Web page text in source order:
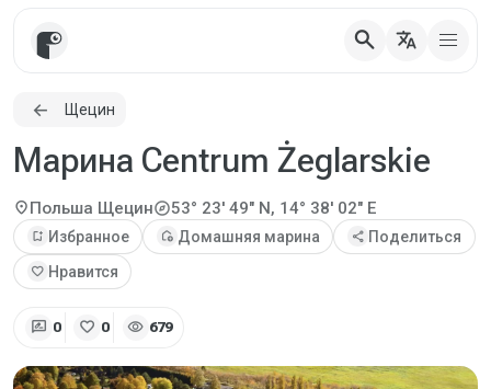
search translate
Щецин
Марина Centrum Żeglarskie
location_onПольша Щецинexplore53° 23' 49" N, 14° 38' 02" E
bookmark_add Избранное add_home Домашняя марина share Поделиться
favorite Нравится
rate_review 0 favorite 0 visibility 679